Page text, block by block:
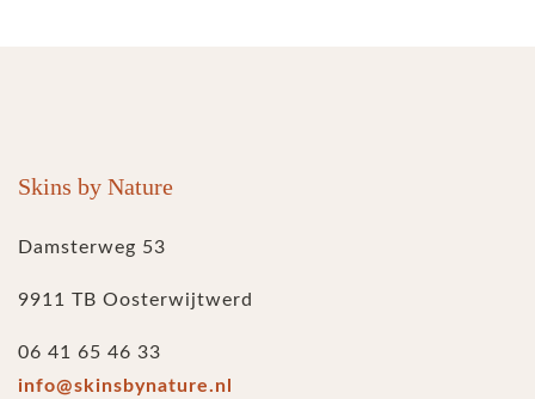
Skins by Nature
Damsterweg 53
9911 TB Oosterwijtwerd
06 41 65 46 33
info@skinsbynature.nl